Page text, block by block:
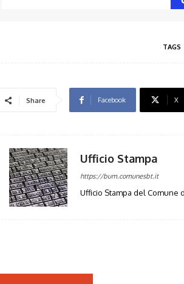
TAGS
Share Facebook X
Ufficio Stampa
https://bum.comunesbt.it
Ufficio Stampa del Comune